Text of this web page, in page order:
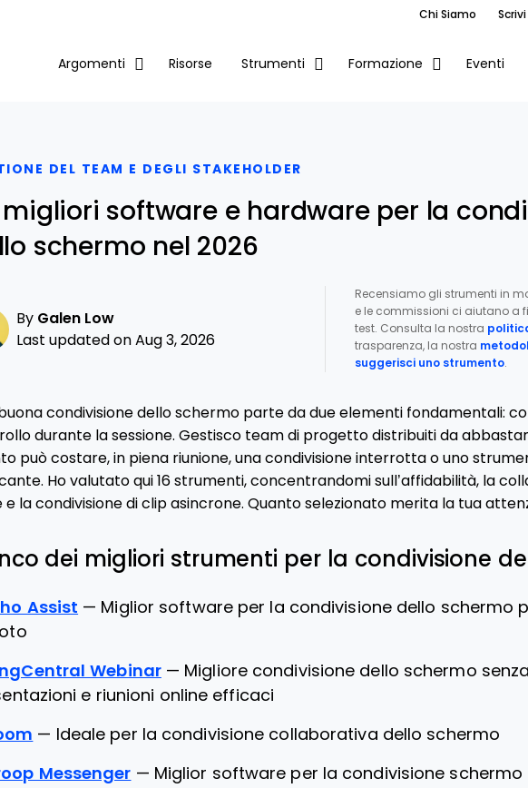
Chi Siamo
Argomenti Risorse Strumenti Formazione Eventi
DEL TEAM E DEGLI STAKEHOLDER
migliori software e hardware per la
schermo nel 2026
By Galen Low
Last updated on Aug 3, 2026
Recensiamo gli strumenti in
e le commissioni ci aiutano a
test. Consulta la nostra
trasparenza, la nostra
suggerisci uno strumento.
condivisione dello schermo parte da due elementi fondamentali:
durante la sessione. Gestisco team di progetto distribuiti da
può costare, in piena riunione, una condivisione interrotta o uno
Ho valutato qui 16 strumenti, concentrandomi sull’affidabilità, la
e la condivisione di clip asincrone. Quanto selezionato merita la tua
dei migliori strumenti per la condivisione
Assist — Miglior software per la condivisione dello schermo
Webinar — Migliore condivisione dello schermo
e riunioni online efficaci
— Ideale per la condivisione collaborativa dello schermo
Messenger — Miglior software per la condivisione schermo